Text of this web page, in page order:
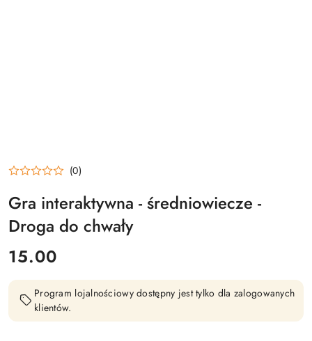
(0)
Gra interaktywna - średniowiecze -
Droga do chwały
cena:
15.00
Program lojalnościowy dostępny jest tylko dla zalogowanych
klientów.